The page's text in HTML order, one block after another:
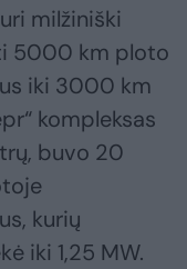
milžiniški
5000 km ploto
iki 3000 km
kompleksas
buvo 20
kurių
iki 1,25 MW.